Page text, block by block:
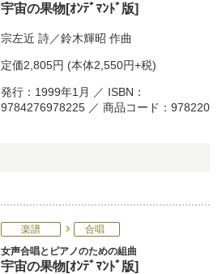
宇宙の果物[ｵﾝﾃﾞﾏﾝﾄﾞ版]
宗左近 詩／鈴木輝昭 作曲
定価2,805円 (本体2,550円+税)
発行：1999年1月 ／ ISBN：
9784276978225 ／ 商品コード：978220
楽譜
合唱
女声合唱とピアノのための組曲
宇宙の果物[ｵﾝﾃﾞﾏﾝﾄﾞ版]